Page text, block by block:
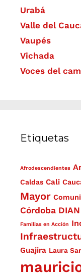
Urabá
Valle del
Vaupés
Vichada
Voces del
Etiquetas
Afrodescendientes
Caldas Cali
Mayor
Córdoba DIAN
Familias en Acción
Guajira Laura